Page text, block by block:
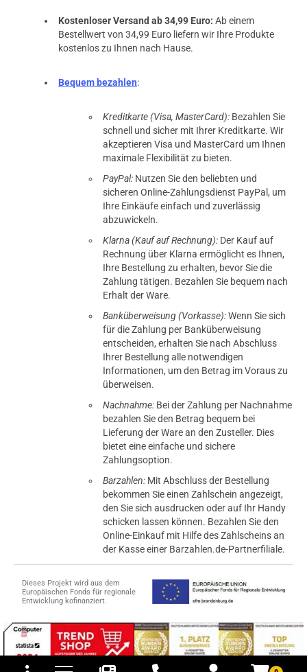
und Versandkosten
Kostenloser Versand ab 34,99 Euro: Ab einem
Bestellwert von 34,99 Euro liefern wir Ihre Produkte
kostenlos zu Ihnen nach Hause.
Bequem bezahlen:
Kreditkarte (Visa, MasterCard): Bezahlen Sie
schnell und sicher mit Ihrer Kreditkarte. Wir
akzeptieren Visa und MasterCard um Ihnen
maximale Flexibilität zu bieten.
PayPal: Nutzen Sie den beliebten und
sicheren Online-Zahlungsdienst PayPal, um
Ihre Einkäufe einfach und zuverlässig
abzuwickeln.
Klarna (Kauf auf Rechnung): Der Kauf auf
Rechnung über Klarna ermöglicht es Ihnen,
Ihre Bestellung zu erhalten, bevor Sie die
Zahlung tätigen. Bezahlen Sie bequem nach
Erhalt der Ware.
Banküberweisung (Vorkasse):Wenn Sie sich
für die Zahlung per Banküberweisung
entscheiden, erhalten Sie nach Abschluss
Ihrer Bestellung alle notwendigen
Informationen, um den Betrag im Voraus zu
überweisen.
Nachnahme: Bei der Zahlung per Nachnahme
bezahlen Sie den Betrag bequem bei
Lieferung der Ware an den Zusteller. Dies
bietet eine einfache und sichere
Zahlungsoption.
Barzahlen: Mit Abschluss der Bestellung
bekommen Sie einen Zahlschein angezeigt,
den Sie sich ausdrucken oder auf Ihr Handy
schicken lassen können. Bezahlen Sie den
Online-Einkauf mit Hilfe des Zahlscheins an
der Kasse einer Barzahlen.de-Partnerfiliale.
Dieses Projekt wird aus dem
Europäischen Fonds für regionale
Entwicklung kofinanziert.